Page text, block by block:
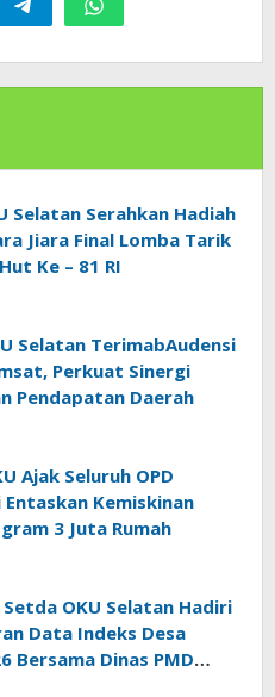
Selatan Serahkan Hadiah
Jiara Final Lomba Tarik
Ke – 81 RI
Selatan TerimabAudensi
Perkuat Sinergi
Pendapatan Daerah
Ajak Seluruh OPD
Kemiskinan
3 Juta Rumah
OKU Selatan Hadiri
Data Indeks Desa
Bersama Dinas PMD